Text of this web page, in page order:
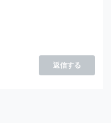
返信する